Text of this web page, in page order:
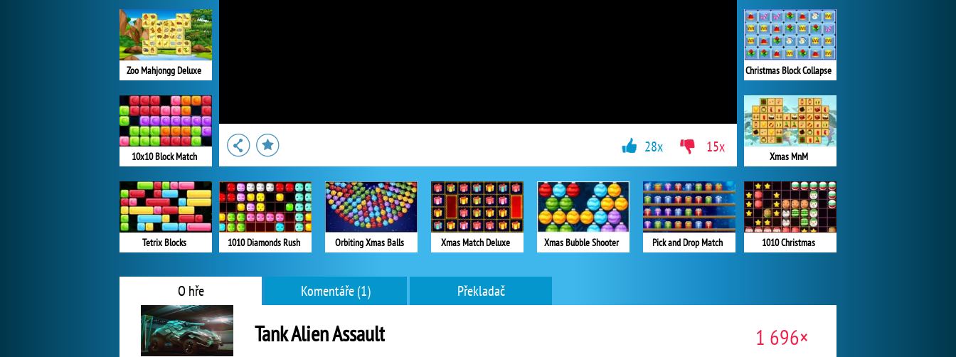
Zoo Mahjongg Deluxe
10x10 Block Match
Tetrix Blocks
Christmas Block Collapse
Xmas MnM
1010 Christmas
1010 Diamonds Rush Orbiting Xmas Balls Xmas Match Deluxe Xmas Bubble Shooter Pick and Drop Match
28x 15x
O hře Komentáře (1) Překladač
Tank Alien Assault 1 696×